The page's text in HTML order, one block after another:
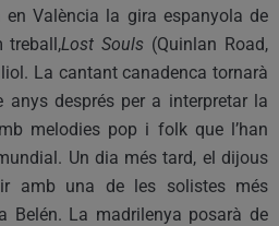
en València la gira espanyola de
treball,Lost Souls (Quinlan Road,
La cantant canadenca tornarà
anys després per a interpretar la
melodies pop i folk que l’han
Un dia més tard, el dijous
amb una de les solistes més
Belén. La madrilenya posarà de